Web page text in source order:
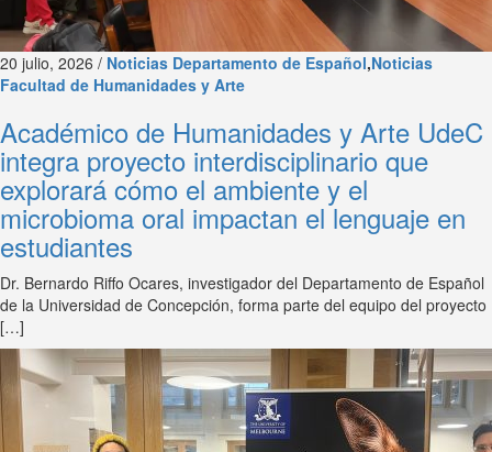
20 julio, 2026 / Noticias Departamento de Español,Noticias
Facultad de Humanidades y Arte
Académico de Humanidades y Arte UdeC
integra proyecto interdisciplinario que
explorará cómo el ambiente y el
microbioma oral impactan el lenguaje en
estudiantes
Dr. Bernardo Riffo Ocares, investigador del Departamento de Español
de la Universidad de Concepción, forma parte del equipo del proyecto
[…]